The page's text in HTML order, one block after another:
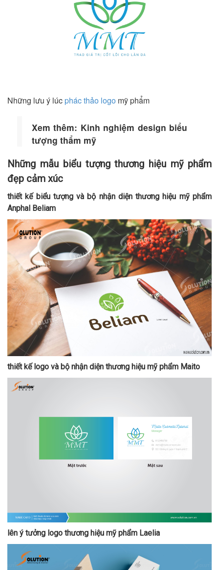
Những lưu ý lúc phác thảo logo mỹ phẩm
Xem thêm: Kinh nghiệm design biểu
tượng thẩm mỹ
Những mẫu biểu tượng thương hiệu mỹ phẩm
đẹp cảm xúc
thiết kế biểu tượng và bộ nhận diện thương hiệu mỹ phẩm
Anphal Beliam
thiết kế logo và bộ nhận diện thương hiệu mỹ phẩm Maito
lên ý tưởng logo thương hiệu mỹ phẩm Laelia